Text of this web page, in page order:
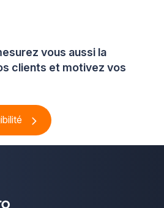
vous aussi la
clients et motivez vos